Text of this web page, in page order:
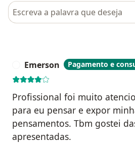
Pesquisar em opiniões
Emerson Pagamento e
Profissional foi muito
para eu pensar e expor
pensamentos. Tbm gostei
apresentadas.